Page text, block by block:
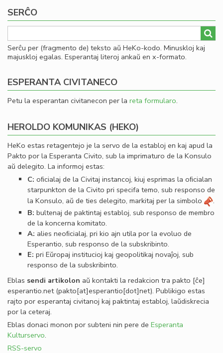
SERĈO
Serĉu per (fragmento de) teksto aŭ HeKo-kodo. Minuskloj kaj
majuskloj egalas. Esperantaj literoj ankaŭ en x-formato.
ESPERANTA CIVITANECO
Petu la esperantan civitanecon per la reta formularo.
HEROLDO KOMUNIKAS (HEKO)
HeKo estas retagentejo je la servo de la establoj en kaj apud la
Pakto por la Esperanta Civito, sub la imprimaturo de la Konsulo
aŭ delegito. La informoj estas:
C: oﬁcialaj de la Civitaj instancoj, kiuj esprimas la oﬁcialan
starpunkton de la Civito pri specifa temo, sub responso de
la Konsulo, aŭ de ties delegito, markitaj per la simbolo
.
B: bultenaj de paktintaj establoj, sub responso de membro
de la koncerna komitato.
A: alies neoﬁcialaj, pri kio ajn utila por la evoluo de
Esperantio, sub responso de la subskribinto.
E: pri Eŭropaj institucioj kaj geopolitikaj novaĵoj, sub
responso de la subskribinto.
Eblas sendi artikolon aŭ kontakti la redakcion tra pakto [ĉe]
esperantio.net(pakto[at]esperantio[dot]net). Publikigo estas
rajto por esperantaj civitanoj kaj paktintaj establoj, laŭdiskrecia
por la ceteraj.
Eblas donaci monon por subteni nin pere de Esperanta
Kulturservo.
RSS-servo